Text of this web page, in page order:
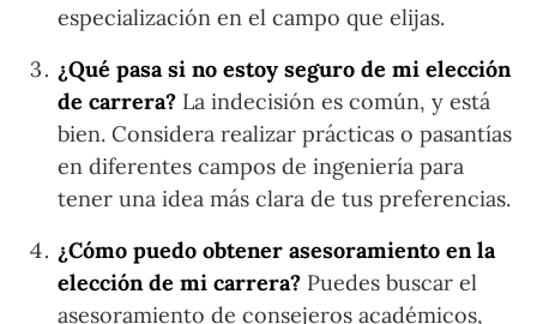
especialización en el campo que elijas.
¿Qué pasa si no estoy seguro de mi elección
de carrera? La indecisión es común, y está
bien. Considera realizar prácticas o pasantías
en diferentes campos de ingeniería para
tener una idea más clara de tus preferencias.
¿Cómo puedo obtener asesoramiento en la
elección de mi carrera? Puedes buscar el
asesoramiento de consejeros académicos,